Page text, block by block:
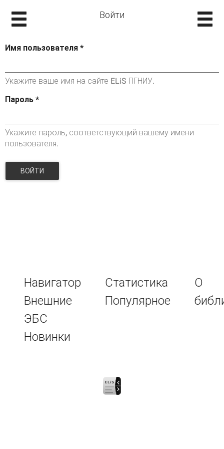
Войти
Имя пользователя *
Укажите ваше имя на сайте ELiS ПГНИУ.
Пароль *
Укажите пароль, соответствующий вашему имени
пользователя.
ВОЙТИ
Навигатор
Внешние
ЭБС
Новинки
Статистика
Популярное
О